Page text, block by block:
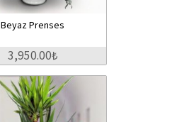
Beyaz Prenses
3,950.00₺